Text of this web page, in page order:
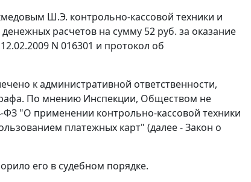
Ш.Э. контрольно-кассовой техники и
расчетов на сумму 52 руб. за оказание
N 016301 и протокол об
к административной ответственности,
По мнению Инспекции, Обществом не
ФЗ "О применении контрольно-кассовой техники
платежных карт" (далее - Закон о
его в судебном порядке.